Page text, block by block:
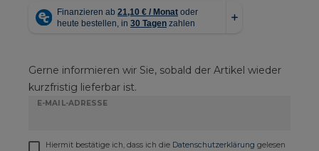
Gerne informieren wir Sie, sobald der Artikel wieder
kurzfristig lieferbar ist.
E-MAIL-ADRESSE
Hiermit bestätige ich, dass ich die Daten­schutz­erklärung gelesen